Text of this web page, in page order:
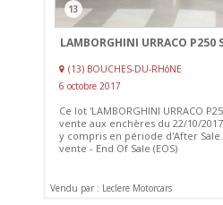
13
LAMBORGHINI URRACO P250
(13) BOUCHES-DU-RHôNE
6 octobre 2017
Ce lot 'LAMBORGHINI URRACO
vente aux enchères du 22/10/
y compris en période d'After
vente - End Of Sale (EOS)
Vendu par : Leclere Motorcars